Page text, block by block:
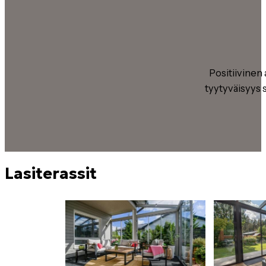
Positiivinen
tyytyväisyys
Lasiterassit